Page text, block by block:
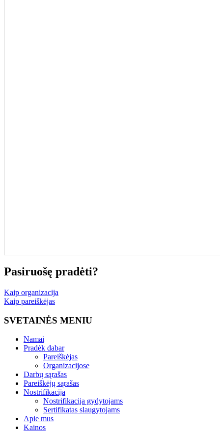
Pasiruošę pradėti?
Kaip organizacija
Kaip pareiškėjas
SVETAINĖS MENIU
Namai
Pradėk dabar
Pareiškėjas
Organizacijose
Darbų sąrašas
Pareiškėjų sąrašas
Nostrifikacija
Nostrifikacija gydytojams
Sertifikatas slaugytojams
Apie mus
Kainos